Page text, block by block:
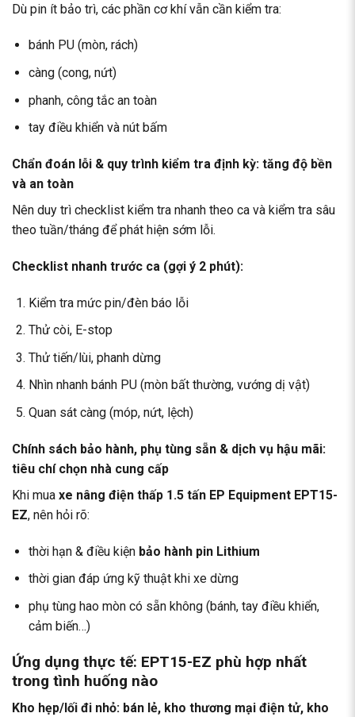
Dù pin ít bảo trì, các phần cơ khí vẫn cần kiểm tra:
bánh PU (mòn, rách)
càng (cong, nứt)
phanh, công tắc an toàn
tay điều khiển và nút bấm
Chẩn đoán lỗi & quy trình kiểm tra định kỳ: tăng độ bền
và an toàn
Nên duy trì checklist kiểm tra nhanh theo ca và kiểm tra sâu
theo tuần/tháng để phát hiện sớm lỗi.
Checklist nhanh trước ca (gợi ý 2 phút):
Kiểm tra mức pin/đèn báo lỗi
Thử còi, E-stop
Thử tiến/lùi, phanh dừng
Nhìn nhanh bánh PU (mòn bất thường, vướng dị vật)
Quan sát càng (móp, nứt, lệch)
Chính sách bảo hành, phụ tùng sẵn & dịch vụ hậu mãi:
tiêu chí chọn nhà cung cấp
Khi mua xe nâng điện thấp 1.5 tấn EP Equipment EPT15-
EZ, nên hỏi rõ:
thời hạn & điều kiện bảo hành pin Lithium
thời gian đáp ứng kỹ thuật khi xe dừng
phụ tùng hao mòn có sẵn không (bánh, tay điều khiển,
cảm biến…)
Ứng dụng thực tế: EPT15-EZ phù hợp nhất
trong tình huống nào
Kho hẹp/lối đi nhỏ: bán lẻ, kho thương mại điện tử, kho